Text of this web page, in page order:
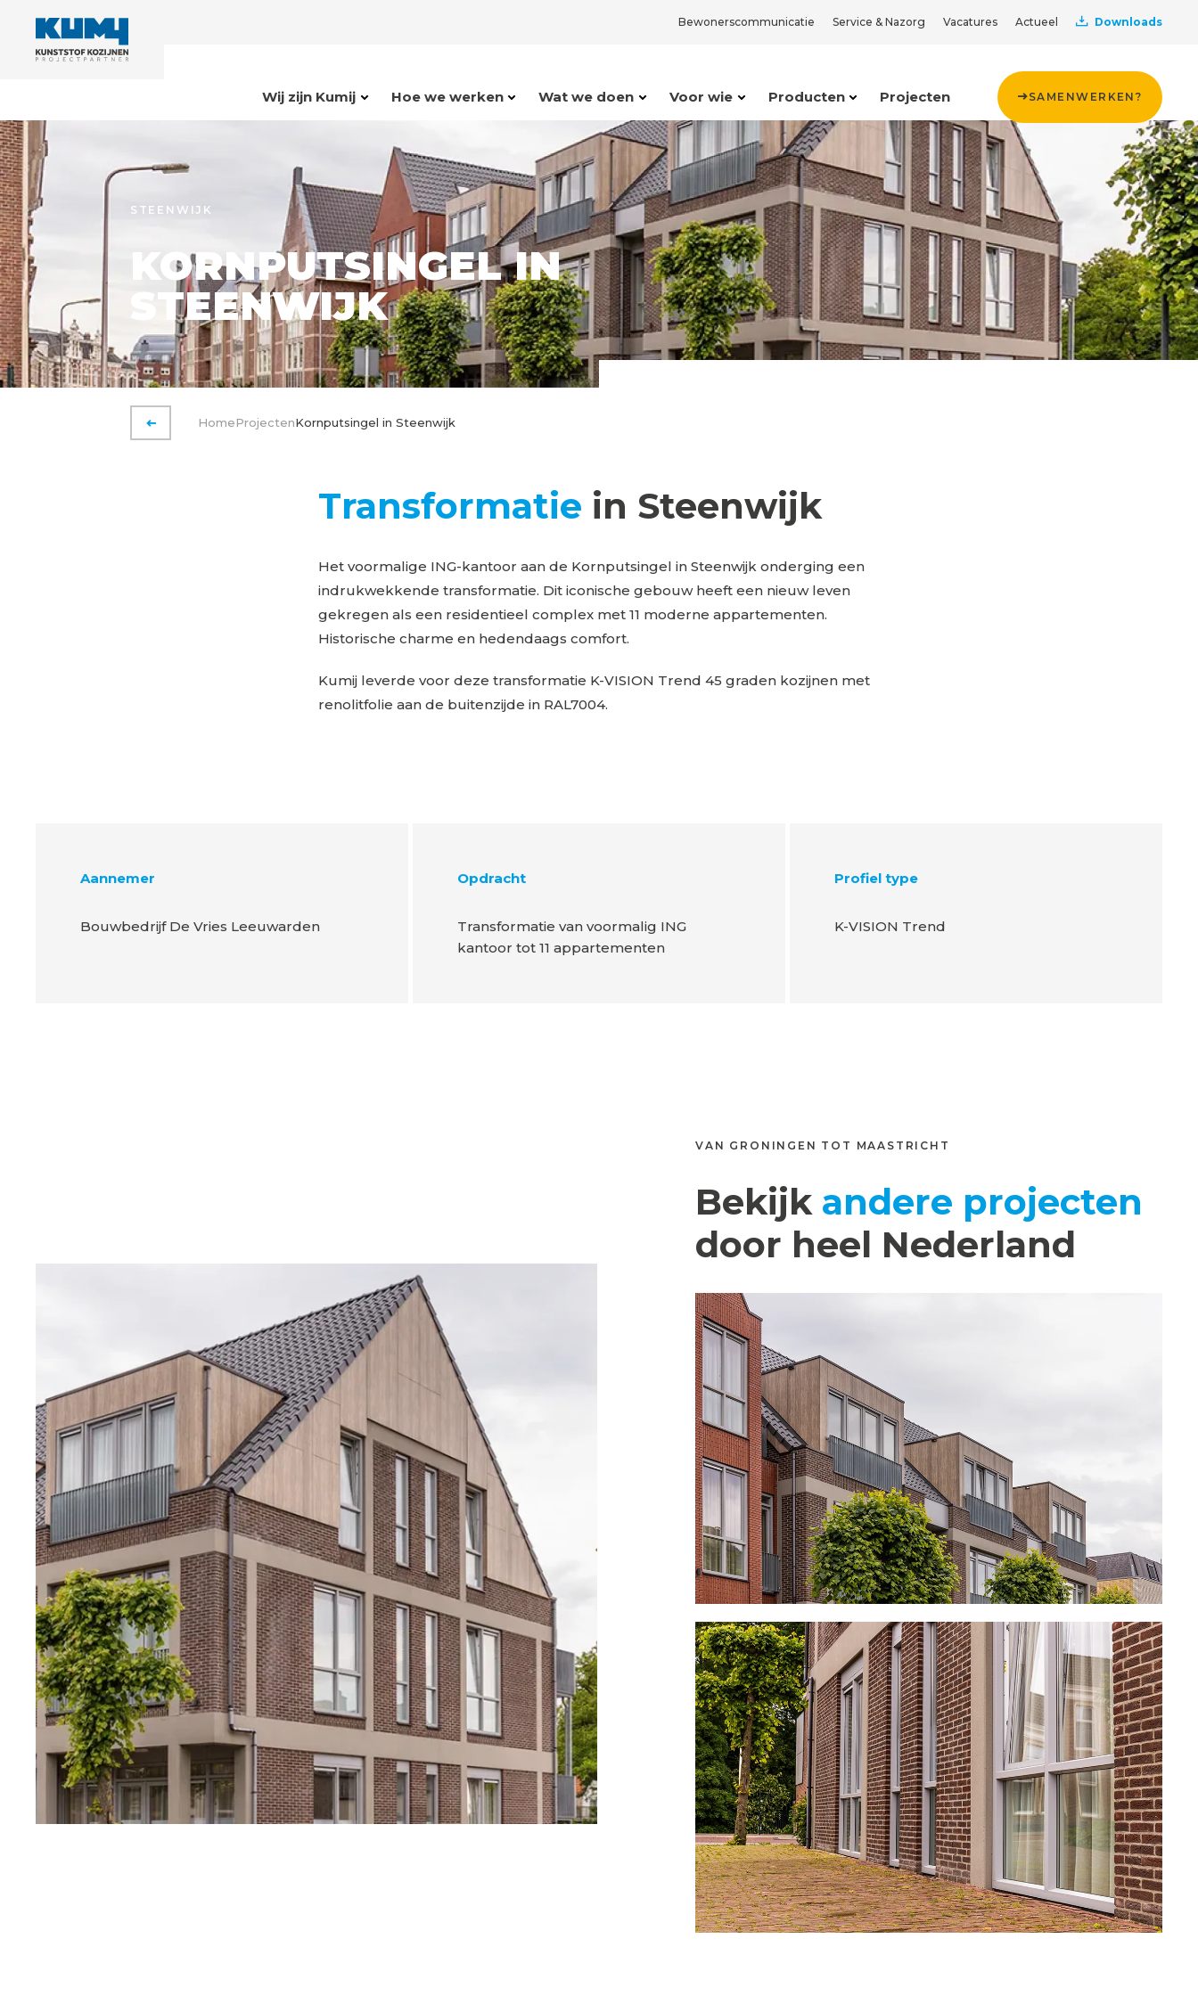
Bewonerscommunicatie Service & Nazorg Vacatures Actueel Downloads
Wij zijn Kumij Hoe we werken Wat we doen Voor wie Producten Projecten SAMENWERKEN?
STEENWIJK
KORNPUTSINGEL IN
STEENWIJK
VORIGE PAGINA
HomeProjectenKornputsingel in Steenwijk
Transformatie in Steenwijk
Het voormalige ING-kantoor aan de Kornputsingel in Steenwijk onderging een
indrukwekkende transformatie. Dit iconische gebouw heeft een nieuw leven
gekregen als een residentieel complex met 11 moderne appartementen.
Historische charme en hedendaags comfort.
Kumij leverde voor deze transformatie K-VISION Trend 45 graden kozijnen met
renolitfolie aan de buitenzijde in RAL7004.
Aannemer
Bouwbedrijf De Vries Leeuwarden
Opdracht
Transformatie van voormalig ING
kantoor tot 11 appartementen
Profiel type
K-VISION Trend
VAN GRONINGEN TOT MAASTRICHT
Bekijk andere projecten
door heel Nederland